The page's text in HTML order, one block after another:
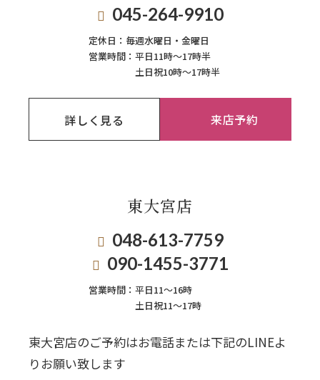
045-264-9910
定休日： 毎週⽔曜⽇‧⾦曜⽇
営業時間： 平日11時～17時半
土日祝10時～17時半
詳しく見る 来店予約
東大宮店
048-613-7759
090-1455-3771
営業時間： 平日11〜16時
土日祝11〜17時
東大宮店のご予約はお電話または下記のLINEよ
りお願い致します